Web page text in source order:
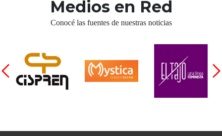
Medios en Red
Conocé las fuentes de nuestras noticias